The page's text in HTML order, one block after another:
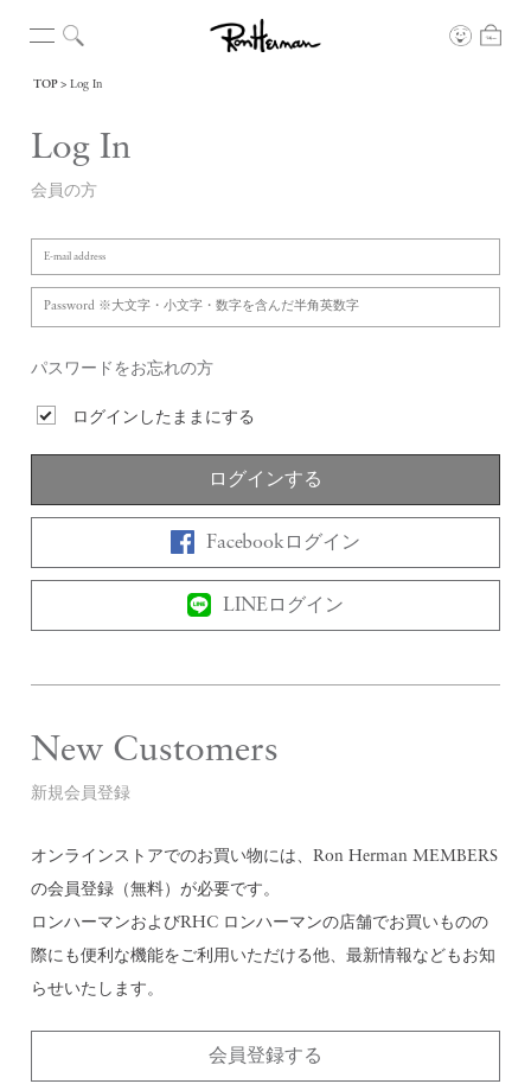
TOP Log In
Log In
会員の方
パスワードをお忘れの方
ログインしたままにする
ログインする
Facebookログイン
LINEログイン
New Customers
新規会員登録
オンラインストアでのお買い物には、Ron Herman MEMBERS
の会員登録（無料）が必要です。
ロンハーマンおよびRHC ロンハーマンの店舗でお買いものの
際にも便利な機能をご利用いただける他、最新情報などもお知
らせいたします。
会員登録する